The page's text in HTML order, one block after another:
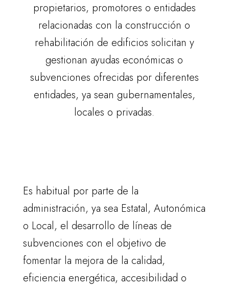
propietarios, promotores o entidades
relacionadas con la construcción o
rehabilitación de edificios solicitan y
gestionan ayudas económicas o
subvenciones ofrecidas por diferentes
entidades, ya sean gubernamentales,
locales o privadas.
Es habitual por parte de la
administración, ya sea Estatal, Autonómica
o Local, el desarrollo de líneas de
subvenciones con el objetivo de
fomentar la mejora de la calidad,
eficiencia energética, accesibilidad o